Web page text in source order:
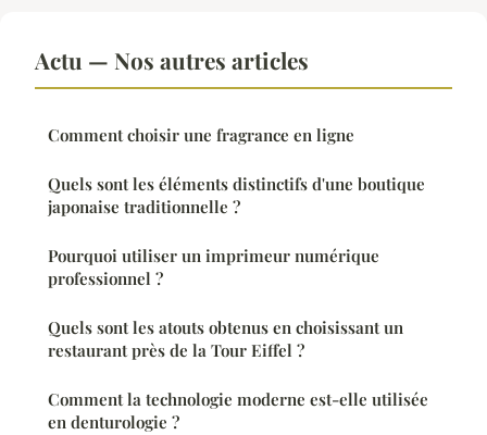
Actu — Nos autres articles
Comment choisir une fragrance en ligne
Quels sont les éléments distinctifs d'une boutique
japonaise traditionnelle ?
Pourquoi utiliser un imprimeur numérique
professionnel ?
Quels sont les atouts obtenus en choisissant un
restaurant près de la Tour Eiffel ?
Comment la technologie moderne est-elle utilisée
en denturologie ?